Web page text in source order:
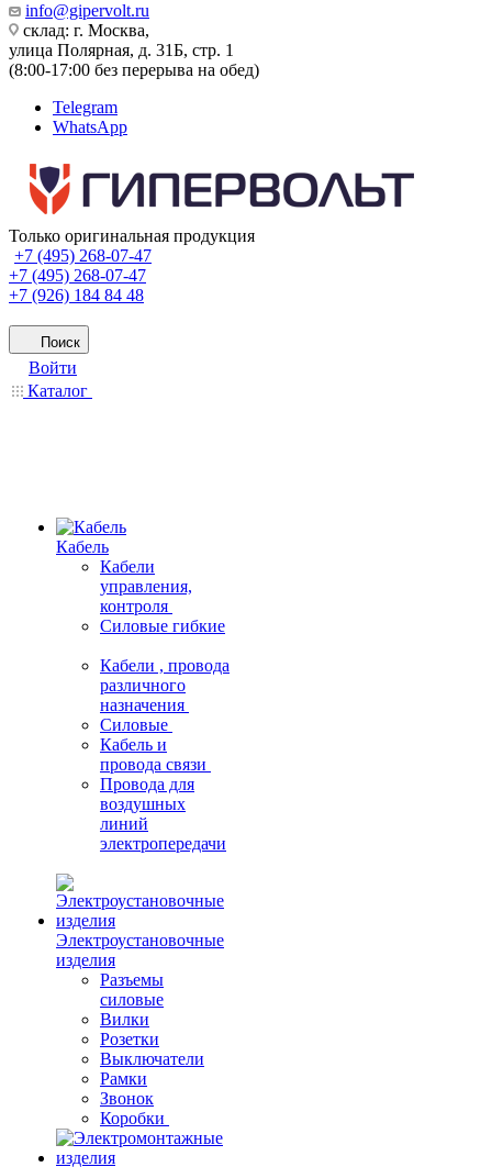
info@gipervolt.ru
склад: г. Москва,
улица Полярная, д. 31Б, стр. 1
(8:00-17:00 без перерыва на обед)
Telegram
WhatsApp
Только оригинальная продукция
+7 (495) 268-07-47
+7 (495) 268-07-47
+7 (926) 184 84 48
Поиск
Войти
Каталог
Кабель
Кабели
управления,
контроля
Силовые гибкие
Кабели , провода
различного
назначения
Силовые
Кабель и
провода связи
Провода для
воздушных
линий
электропередачи
Электроустановочные
изделия
Разъемы
силовые
Вилки
Розетки
Выключатели
Рамки
Звонок
Коробки